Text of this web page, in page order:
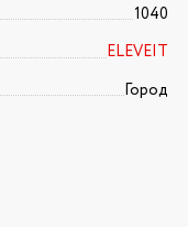
1040
ELEVEIT
Город